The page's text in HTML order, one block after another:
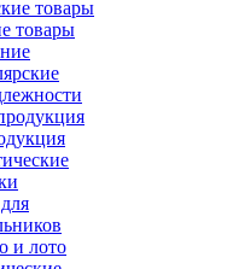
товары
и лото